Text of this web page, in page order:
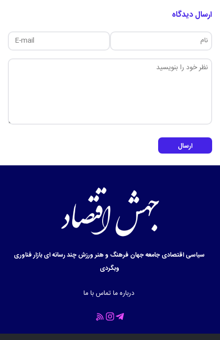
ارسال دیدگاه
ارسال
سیاسیاقتصادیجامعهجهان فرهنگ و هنرورزشچند رسانه ایبازارفناوری
وبگردی
درباره ماتماس با ما